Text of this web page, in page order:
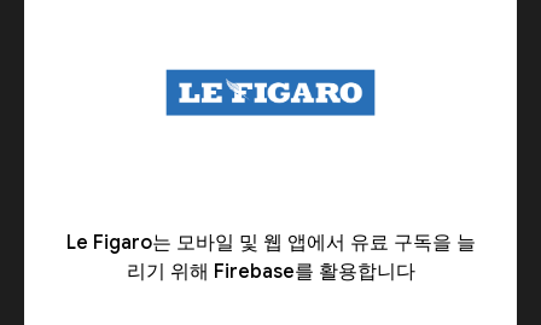
Le Figaro는 모바일 및 웹 앱에서 유료 구독을 늘
리기 위해 Firebase를 활용합니다